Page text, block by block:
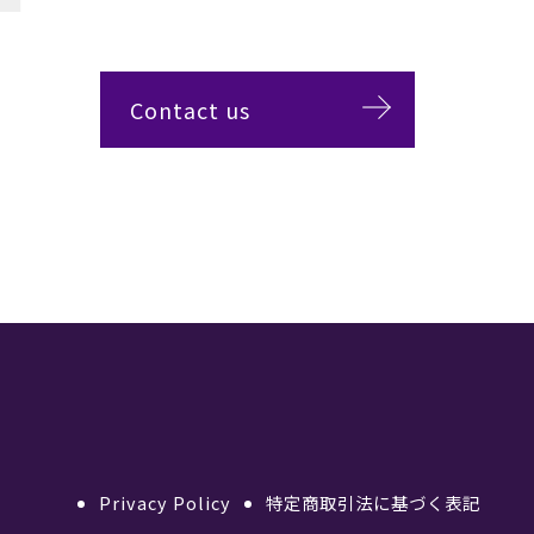
Contact us
Privacy Policy 特定商取引法に基づく表記